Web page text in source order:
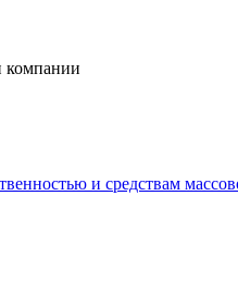
компании
и средствам